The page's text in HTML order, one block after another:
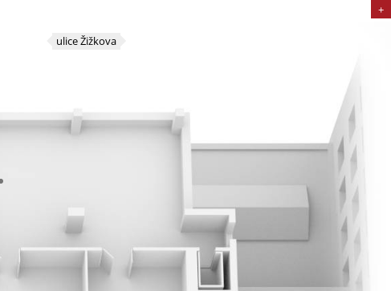
+
ulice Žižkova